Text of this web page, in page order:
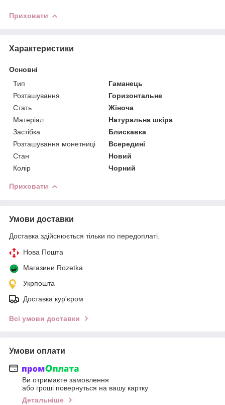
Приховати
Характеристики
Основні
Тип
Гаманець
Розташування
Горизонтальне
Стать
Жіноча
Матеріал
Натуральна шкіра
Застібка
Блискавка
Розташування монетниці
Всередині
Стан
Новий
Колір
Чорний
Приховати
Умови доставки
Доставка здійснюється тільки по передоплаті.
Нова Пошта
Магазини Rozetka
Укрпошта
Доставка кур'єром
Всі умови доставки
Умови оплати
Ви отримаєте замовлення
або гроші повернуться на вашу картку
Детальніше